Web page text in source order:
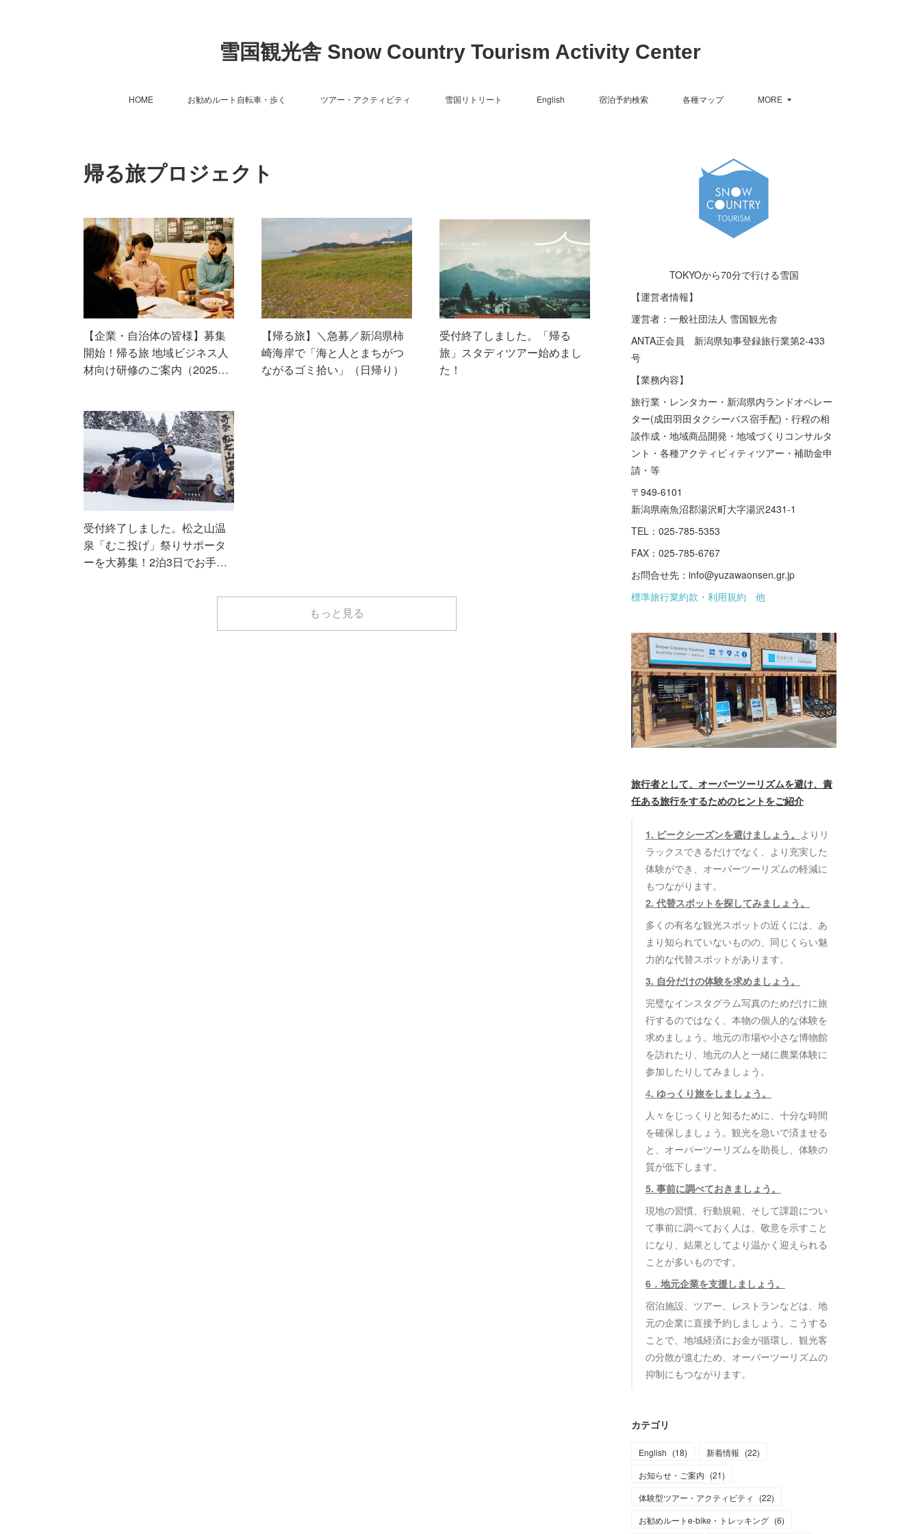
雪国観光舎 Snow Country Tourism Activity Center
HOME お勧めルート自転車・歩く ツアー・アクティビティ 雪国リトリート English 宿泊予約検索 各種マップ MORE
帰る旅プロジェクト
【企業・自治体の皆様】募集
開始！帰る旅 地域ビジネス人
材向け研修のご案内（2025…
【帰る旅】＼急募／新潟県柿
崎海岸で「海と人とまちがつ
ながるゴミ拾い」（日帰り）
受付終了しました。「帰る
旅」スタディツアー始めまし
た！
受付終了しました。松之山温
泉「むこ投げ」祭りサポータ
ーを大募集！2泊3日でお手…
もっと見る
TOKYOから70分で行ける雪国
【運営者情報】
運営者：一般社団法人 雪国観光舎
ANTA正会員 新潟県知事登録旅行業第2-433
号
【業務内容】
旅行業・レンタカー・新潟県内ランドオペレー
ター(成田羽田タクシーバス宿手配)・行程の相
談作成・地域商品開発・地域づくりコンサルタ
ント・各種アクティビィティツアー・補助金申
請・等
〒949-6101
新潟県南魚沼郡湯沢町大字湯沢2431-1
TEL：025-785-5353
FAX：025-785-6767
お問合せ先：info@yuzawaonsen.gr.jp
標準旅行業約款・利用規約 他
旅行者として、オーバーツーリズムを避け、責
任ある旅行をするためのヒントをご紹介
1. ピークシーズンを避けましょう。 よりリ
ラックスできるだけでなく、より充実した
体験ができ、オーバーツーリズムの軽減に
もつながります。
2. 代替スポットを探してみましょう。
多くの有名な観光スポットの近くには、あ
まり知られていないものの、同じくらい魅
力的な代替スポットがあります。
3. 自分だけの体験を求めましょう。
完璧なインスタグラム写真のためだけに旅
行するのではなく、本物の個人的な体験を
求めましょう。地元の市場や小さな博物館
を訪れたり、地元の人と一緒に農業体験に
参加したりしてみましょう。
4. ゆっくり旅をしましょう。
人々をじっくりと知るために、十分な時間
を確保しましょう。観光を急いで済ませる
と、オーバーツーリズムを助長し、体験の
質が低下します。
5. 事前に調べておきましょう。
現地の習慣、行動規範、そして課題につい
て事前に調べておく人は、敬意を示すこと
になり、結果としてより温かく迎えられる
ことが多いものです。
6．地元企業を支援しましょう。
宿泊施設、ツアー、レストランなどは、地
元の企業に直接予約しましょう。こうする
ことで、地域経済にお金が循環し、観光客
の分散が進むため、オーバーツーリズムの
抑制にもつながります。
カテゴリ
English (18) 新着情報 (22)
お知らせ・ご案内 (21)
体験型ツアー・アクティビティ
(22)
お勧めルートe-bike・トレッキング (6)